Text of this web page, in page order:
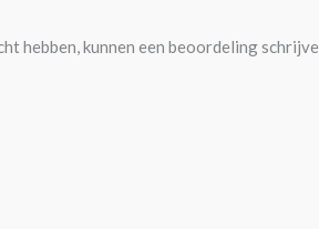
hebben, kunnen een beoordeling